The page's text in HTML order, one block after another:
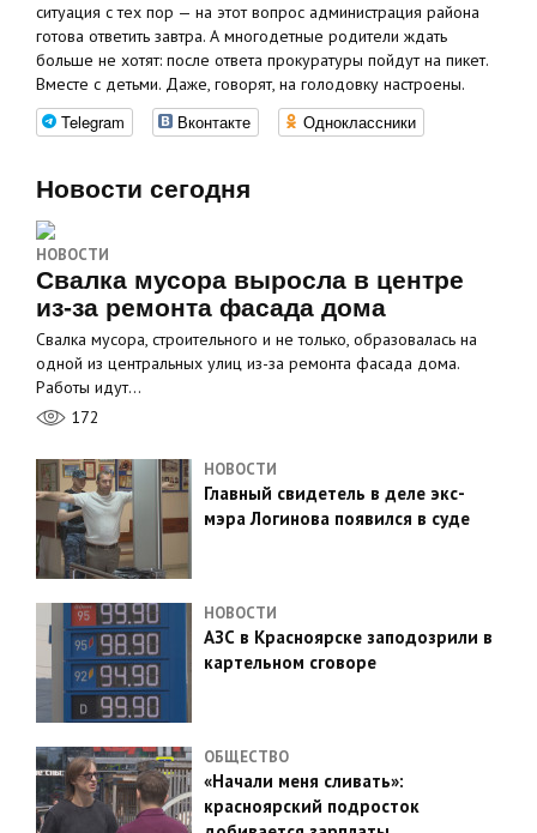
ситуация с тех пор — на этот вопрос администрация района
готова ответить завтра. А многодетные родители ждать
больше не хотят: после ответа прокуратуры пойдут на пикет.
Вместе с детьми. Даже, говорят, на голодовку настроены.
Telegram Вконтакте Одноклассники
Новости сегодня
НОВОСТИ
Свалка мусора выросла в центре
из-за ремонта фасада дома
Свалка мусора, строительного и не только, образовалась на
одной из центральных улиц из-за ремонта фасада дома.
Работы идут…
172
НОВОСТИ
Главный свидетель в деле экс-
мэра Логинова появился в суде
НОВОСТИ
АЗС в Красноярске заподозрили в
картельном сговоре
ОБЩЕСТВО
«Начали меня сливать»:
красноярский подросток